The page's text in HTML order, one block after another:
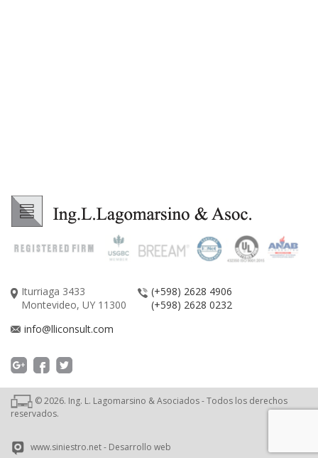
Iturriaga 3433
Montevideo, UY 11300
(+598) 2628 4906
(+598) 2628 0232
info@lliconsult.com
©2026. Ing. L. Lagomarsino & Asociados - Todos los derechos
reservados.
www.siniestro.net- Desarrollo web